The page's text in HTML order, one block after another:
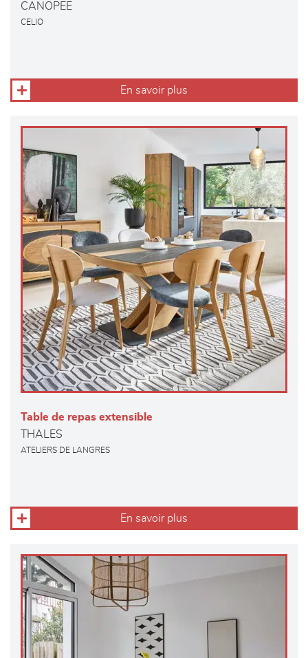
CANOPEE
CELIO
En savoir plus
Table de repas extensible
THALES
ATELIERS DE LANGRES
En savoir plus